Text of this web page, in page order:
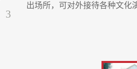
3
出场所，可对外接待各种文化